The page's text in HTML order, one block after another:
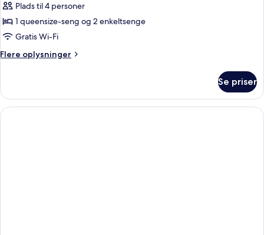
Plads til 4 personer
1 queensize-seng og 2 enkeltsenge
Gratis Wi-Fi
Flere oplysninger
Flere
Se priser